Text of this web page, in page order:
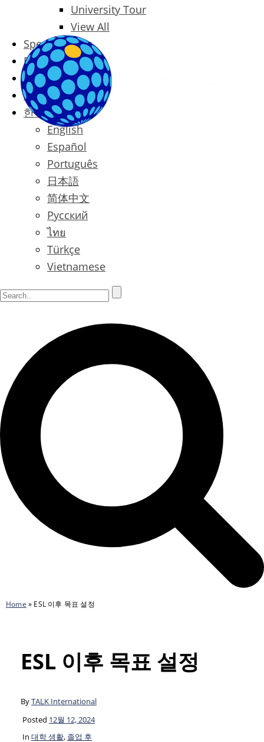
University Tour
View All
Special Offers
Prices
Blog
Contact
한국어
English
Español
Português
日本語
简体中文
Русский
ไทย
Türkçe
Vietnamese
Home » ESL 이후 목표 설정
ESL 이후 목표 설정
ByTALK International
Posted 12월 12, 2024
In 대학 생활, 졸업 후